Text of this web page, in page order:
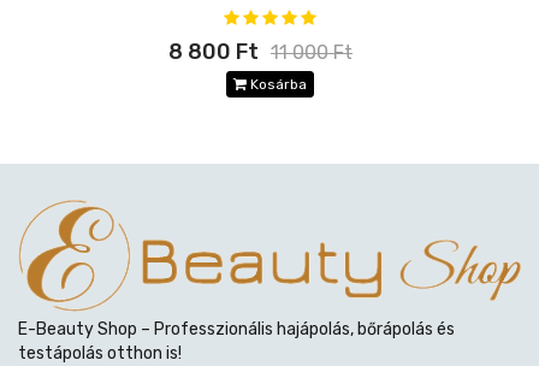
8 800 Ft 11 000 Ft
Kosárba
E-Beauty Shop – Professzionális hajápolás, bőrápolás és
testápolás otthon is!